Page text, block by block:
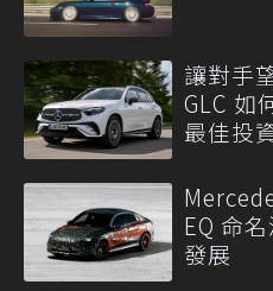
讓對手
GLC 如
最佳投
EQ 命
發展